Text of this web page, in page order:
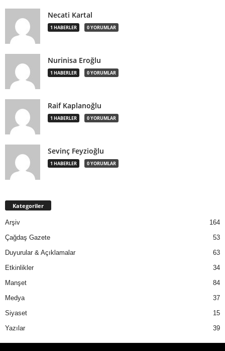
Necati Kartal
1 HABERLER 0 YORUMLAR
Nurinisa Eroğlu
1 HABERLER 0 YORUMLAR
Raif Kaplanoğlu
1 HABERLER 0 YORUMLAR
Sevinç Feyzioğlu
1 HABERLER 0 YORUMLAR
Kategoriler
Arşiv
164
Çağdaş Gazete
53
Duyurular & Açıklamalar
63
Etkinlikler
34
Manşet
84
Medya
37
Siyaset
15
Yazılar
39